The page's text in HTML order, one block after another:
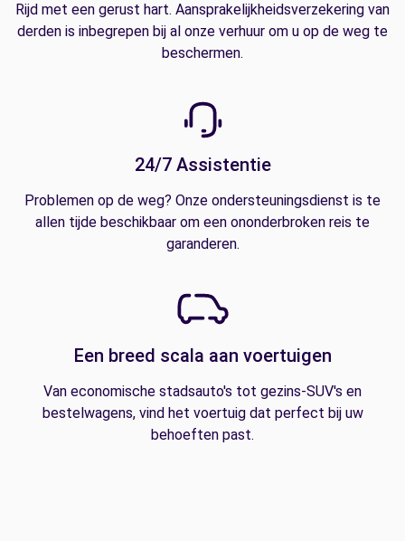
Rijd met een gerust hart. Aansprakelijkheidsverzekering van
derden is inbegrepen bij al onze verhuur om u op de weg te
beschermen.
24/7 Assistentie
Problemen op de weg? Onze ondersteuningsdienst is te
allen tijde beschikbaar om een ononderbroken reis te
garanderen.
Een breed scala aan voertuigen
Van economische stadsauto's tot gezins-SUV's en
bestelwagens, vind het voertuig dat perfect bij uw
behoeften past.